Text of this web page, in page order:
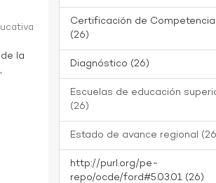
la
Certificación de
(26)
Diagnóstico (26)
Escuelas de educación
(26)
Estado de avance regional
http://purl.org/pe-
repo/ocde/ford#5.03.01 (26)